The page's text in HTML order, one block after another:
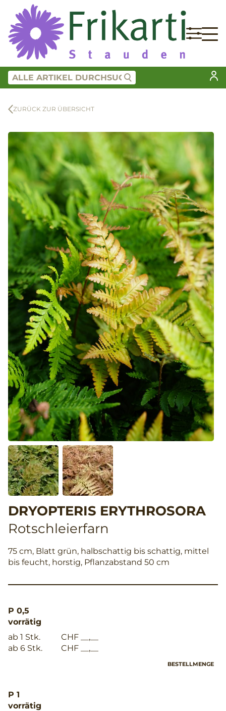
ZURÜCK ZUR ÜBERSICHT
DRYOPTERIS ERYTHROSORA
Rotschleierfarn
75 cm, Blatt grün, halbschattig bis schattig, mittel
bis feucht, horstig, Pflanzabstand 50 cm
P 0,5
vorrätig
ab 1 Stk.
CHF __,__
ab 6 Stk.
CHF __,__
BESTELLMENGE
P 1
vorrätig